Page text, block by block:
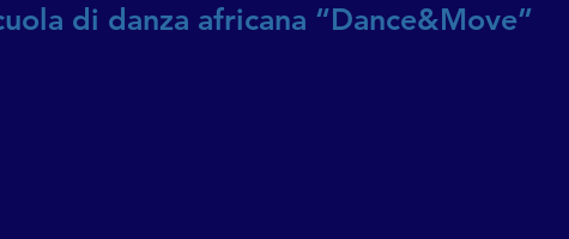
di danza africana “Dance&Move”